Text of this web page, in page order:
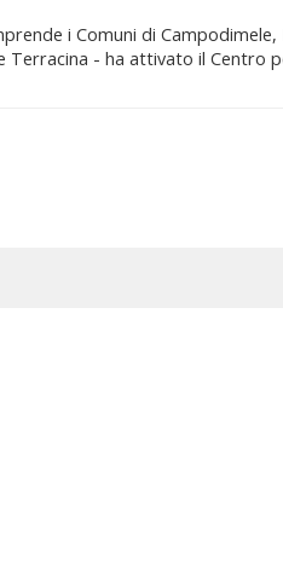
i Comuni di
Terracina - ha attivato il Centro